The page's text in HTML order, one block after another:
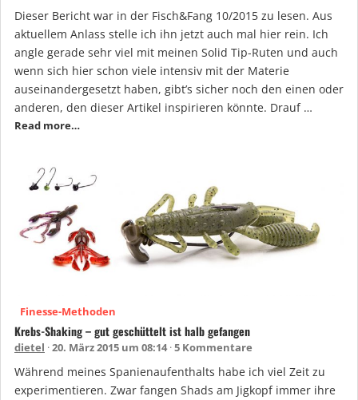
Dieser Bericht war in der Fisch&Fang 10/2015 zu lesen. Aus
aktuellem Anlass stelle ich ihn jetzt auch mal hier rein. Ich
angle gerade sehr viel mit meinen Solid Tip-Ruten und auch
wenn sich hier schon viele intensiv mit der Materie
auseinandergesetzt haben, gibt’s sicher noch den einen oder
anderen, den dieser Artikel inspirieren könnte. Drauf …
Read more…
Finesse-Methoden
Krebs-Shaking – gut geschüttelt ist halb gefangen
dietel 20. März 2015 um 08:14 5 Kommentare
Während meines Spanienaufenthalts habe ich viel Zeit zu
experimentieren. Zwar fangen Shads am Jigkopf immer ihre